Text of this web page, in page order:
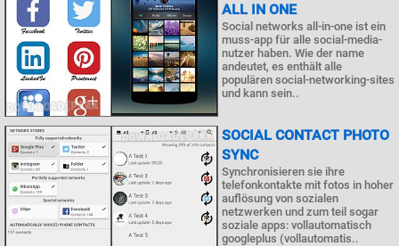
ALL IN ONE
Social networks all-in-one ist ein
muss-app für alle social-media-
nutzer haben. Wie der name
andeutet, es enthält alle
populären social-networking-sites
und kann sein..
SOCIAL CONTACT PHOTO
SYNC
Synchronisieren sie ihre
telefonkontakte mit fotos in hoher
auflösung von sozialen
netzwerken und zum teil sogar
soziale apps: vollautomatisch
googleplus (vollautomatis..